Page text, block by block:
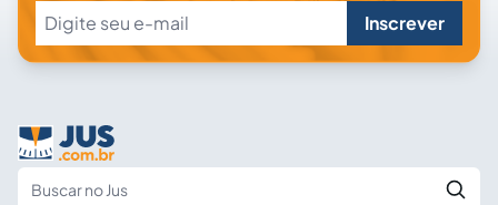
Inscrever